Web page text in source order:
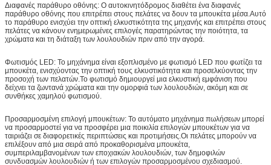
Διαφανές παράθυρο οθόνης: Ο αυτοκινητόδρομος διαθέτει ένα διαφανές
παράθυρο οθόνης που επιτρέπει στους πελάτες να δουν τα μπουκέτα μέσα.Αυτό
το παράθυρο ενισχύει την οπτική ελκυστικότητα της μηχανής και επιτρέπει στους
πελάτες να κάνουν ενημερωμένες επιλογές παρατηρώντας την ποιότητα, τα
χρώματα και τη διάταξη των λουλουδιών πριν από την αγορά.
Φωτισμός LED: Το μηχάνημα είναι εξοπλισμένο με φωτισμό LED που φωτίζει τα
μπουκέτα, ενισχύοντας την οπτική τους ελκυστικότητα και προσελκύοντας την
προσοχή των πελατών.Το φωτισμό δημιουργεί μια ελκυστική εμφάνιση που
δείχνει τα ζωντανά χρώματα και την ομορφιά των λουλουδιών, ακόμη και σε
συνθήκες χαμηλού φωτισμού.
Προσαρμοσμένη επιλογή μπουκέτων: Το αυτόματο μηχάνημα πωλήσεων μπορεί
να προσαρμοστεί για να προσφέρει μια ποικιλία επιλογών μπουκέτων για να
ταιριάζει σε διαφορετικές περιπτώσεις και προτιμήσεις.Οι πελάτες μπορούν να
επιλέξουν από μια σειρά από προκαθορισμένα μπουκέτα,
συμπεριλαμβανομένων των εποχιακών λουλουδιών, των δημοφιλών
συνδυασμών λουλουδιών ή των επιλογών προσαρμοσμένου σχεδιασμού.